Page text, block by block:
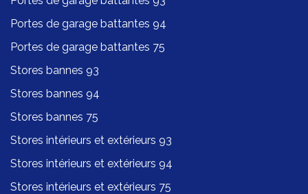
Portes de garage battantes 94
Portes de garage battantes 75
Stores bannes 93
Stores bannes 94
Stores bannes 75
Stores intérieurs et extérieurs 93
Stores intérieurs et extérieurs 94
Stores intérieurs et extérieurs 75